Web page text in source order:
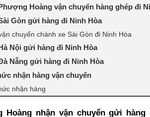
Hoàng vận chuyển hàng ghép đi
Gòn gửi hàng đi Ninh Hòa
chuyển chành xe Sài Gòn đi Ninh Hòa
Nội gửi hàng đi Ninh Hòa
Nẵng gửi hàng đi Ninh Hòa
nhận hàng vận chuyển
nhận hàng
gửi hàng đi Ninh Hòa nguyên chuyến
Hoàng nhận vận chuyển gửi